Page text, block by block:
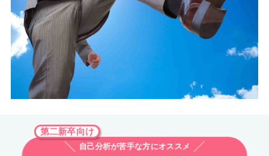
第二新卒向け
自己分析が苦手な方にオススメ